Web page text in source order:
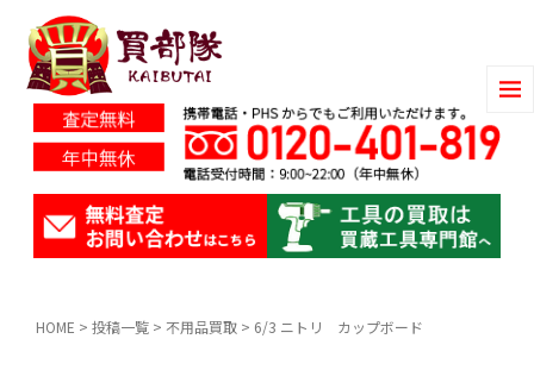
HOME > 投稿一覧 > 不用品買取 > 6/3 ニトリ カップボード